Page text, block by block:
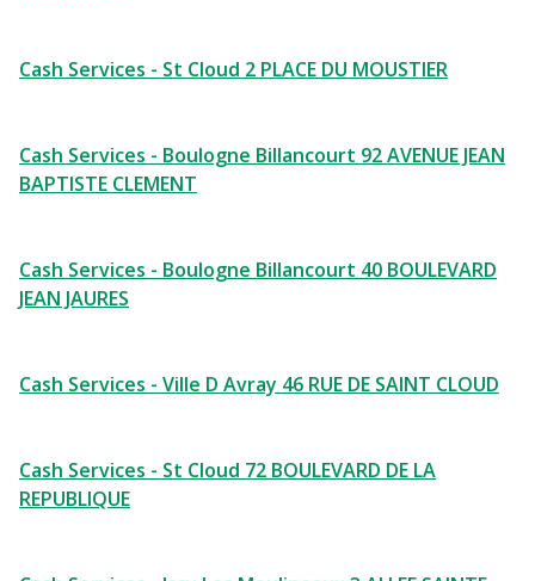
Cash Services - St Cloud 2 PLACE DU MOUSTIER
Cash Services - Boulogne Billancourt 92 AVENUE JEAN
BAPTISTE CLEMENT
Cash Services - Boulogne Billancourt 40 BOULEVARD
JEAN JAURES
Cash Services - Ville D Avray 46 RUE DE SAINT CLOUD
Cash Services - St Cloud 72 BOULEVARD DE LA
REPUBLIQUE